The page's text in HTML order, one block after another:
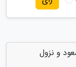
و نزول